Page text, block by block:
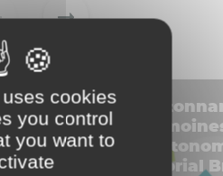
Les
en
Mémorial
cookies
you control
you want to